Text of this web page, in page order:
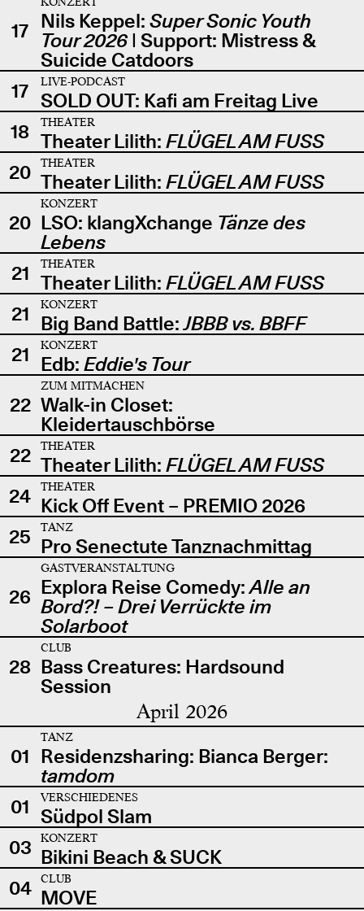
17 Nils Keppel: Super Sonic Youth
Tour 2026| Support: Mistress &
Suicide Catdoors
17
LIVE-PODCAST
SOLD OUT: Kafi am Freitag Live
18
THEATER
Theater Lilith: FLÜGEL AM FUSS
20
THEATER
Theater Lilith: FLÜGEL AM FUSS
20
KONZERT
LSO: klangXchange Tänze des
Lebens
21
THEATER
Theater Lilith: FLÜGEL AM FUSS
21
KONZERT
Big Band Battle:JBBB vs. BBFF
21
KONZERT
Edb: Eddie's Tour
22
ZUM MITMACHEN
Walk-in Closet:
Kleidertauschbörse
22
THEATER
Theater Lilith: FLÜGEL AM FUSS
24
THEATER
Kick Off Event – PREMIO 2026
25
TANZ
Pro Senectute Tanznachmittag
26
GASTVERANSTALTUNG
Explora Reise Comedy:Alle an
Bord?! – Drei Verrückte im
Solarboot
28
CLUB
Bass Creatures: Hardsound
Session
April 2026
01
TANZ
Residenzsharing: Bianca Berger:
tamdom
01
VERSCHIEDENES
Südpol Slam
03
KONZERT
Bikini Beach & SUCK
04
CLUB
MOVE